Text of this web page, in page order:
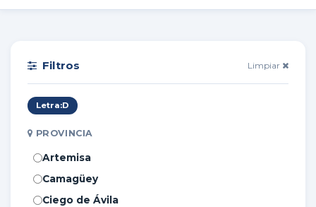
Filtros Limpiar
Letra:D
PROVINCIA
Artemisa
Camagüey
Ciego de Ávila